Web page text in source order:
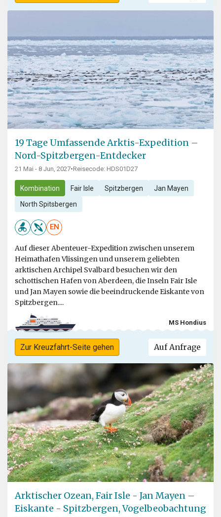
19 Tage Umfassende Arktis-Expedition –
Nord-Spitzbergen-Entdecker
21 Mai - 8 Jun, 2027•Reisecode: HDS01D27
Kombination Fair Isle Spitzbergen Jan Mayen
North Spitsbergen
EN
Auf dieser Abenteuer-Expedition zwischen unserem
Heimathafen Vlissingen und unserem geliebten
arktischen Archipel Svalbard besuchen wir den
schottischen Hafen von Aberdeen, die Inseln Fair Isle
und Jan Mayen sowie die beeindruckende Eiskante von
Spitzbergen....
MS Hondius
Zur Kreuzfahrt-Seite gehen Auf Anfrage
Arktischer Ozean, Fair Isle - Jan Mayen –
Eiskante - Spitzbergen, Vogelbeobachtung